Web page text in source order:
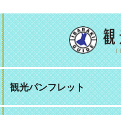
観光パンフレット